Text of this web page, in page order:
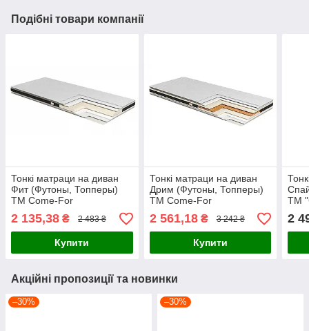
Подібні товари компанії
Тонкі матраци на диван
Фит (Футоны, Топперы)
ТМ Come-For
2 135,38 ₴ 2 483 ₴
Купити
Тонкі матраци на диван
Дрим (Футоны, Топперы)
ТМ Come-For
2 561,18₴ 3 242 ₴
Купити
ТМ
2
Акційні пропозиції та новинки
–30% –30%